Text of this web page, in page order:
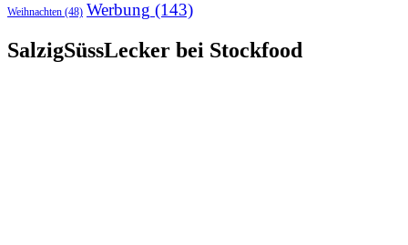
Weihnachten (48) Werbung (143)
SalzigSüssLecker bei Stockfood